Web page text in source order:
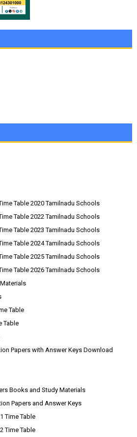
Table 2020 Tamilnadu Schools
Table 2022 Tamilnadu Schools
Table 2023 Tamilnadu Schools
Table 2024 Tamilnadu Schools
Table 2025 Tamilnadu Schools
Table 2026 Tamilnadu Schools
Table
Table
Papers with Answer Keys Download
Books and Study Materials
Papers and Answer Keys
Time Table
Time Table